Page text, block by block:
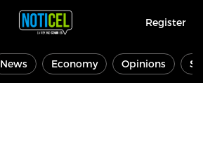
Register
News Economy Opinions